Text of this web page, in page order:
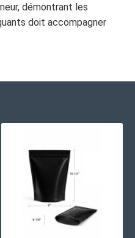
démontrant les
doit accompagner